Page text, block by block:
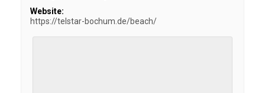
Website:
https://telstar-bochum.de/beach/